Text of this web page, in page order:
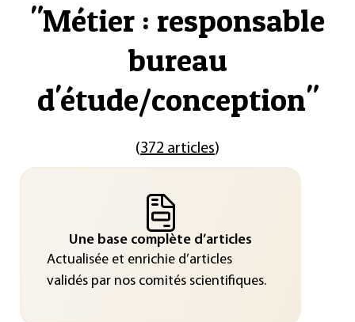
"Métier : responsable
bureau
d'étude/conception"
(372 articles)
Une base complète d’articles
Actualisée et enrichie d’articles
validés par nos comités scientifiques.